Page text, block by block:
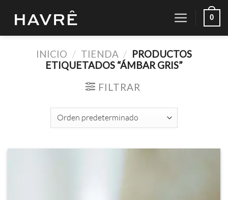
contenido
0
INICIO / TIENDA / PRODUCTOS
ETIQUETADOS “ÁMBAR GRIS”
FILTRAR